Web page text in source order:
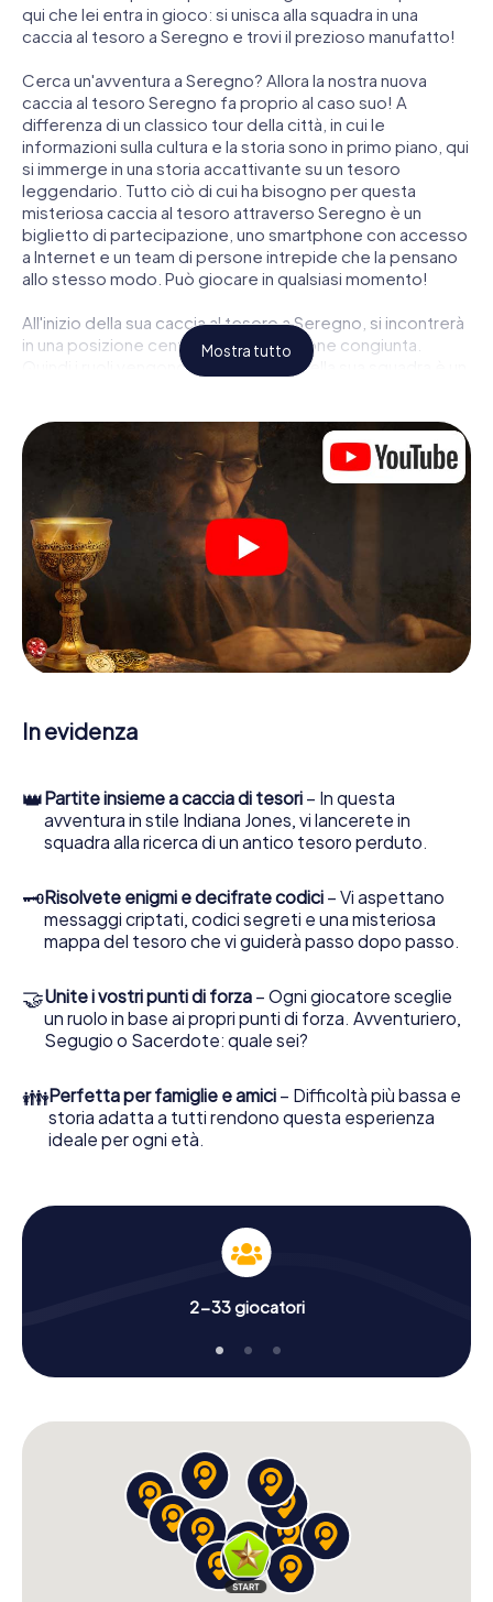
qui che lei entra in gioco: si unisca alla squadra in una
caccia al tesoro a Seregno e trovi il prezioso manufatto!
Cerca un'avventura a Seregno? Allora la nostra nuova
caccia al tesoro Seregno fa proprio al caso suo! A
differenza di un classico tour della città, in cui le
informazioni sulla cultura e la storia sono in primo piano, qui
si immerge in una storia accattivante su un tesoro
leggendario. Tutto ciò di cui ha bisogno per questa
misteriosa caccia al tesoro attraverso Seregno è un
biglietto di partecipazione, uno smartphone con accesso
a Internet e un team di persone intrepide che la pensano
allo stesso modo. Può giocare in qualsiasi momento!
All'inizio della sua caccia al tesoro a Seregno, si incontrerà
in una posizione centrale per una riunione congiunta.
Quindi i ruoli vengono distribuiti. Chi della sua squadra è un
caccia al tesoro a Seregno c'è un ruolo adatto per ogni
giocatore.
Una volta assegnati i ruoli, può iniziare la caccia al tesoro
del thriller poliziesco a Seregno: puoi decifrare codici
crittografati, risolvere complicati compiti logici e cercare
indizi, indizi in vari luoghi della città. Il suo smartphone è il
suo strumento di indagine più importante: la nostra app
web sviluppata appositamente le consente di interrogare
le persone di contatto ed esaminare stringhe
enigmatiche, la aiuta a raccogliere oggetti e la guida in
sicurezza per Seregno.
Nel corso della caccia al tesoro a Seregno, lei e il suo
team vi immergerete sempre più in profondità
Mostra tutto
In evidenza
👑Partite insieme a caccia di tesori – In questa
avventura in stile Indiana Jones, vi lancerete in
squadra alla ricerca di un antico tesoro perduto.
🗝Risolvete enigmi e decifrate codici – Vi aspettano
messaggi criptati, codici segreti e una misteriosa
mappa del tesoro che vi guiderà passo dopo passo.
🤝Unite i vostri punti di forza – Ogni giocatore sceglie
un ruolo in base ai propri punti di forza. Avventuriero,
Segugio o Sacerdote: quale sei?
👪Perfetta per famiglie e amici – Difficoltà più bassa e
storia adatta a tutti rendono questa esperienza
ideale per ogni età.
2-33 giocatori